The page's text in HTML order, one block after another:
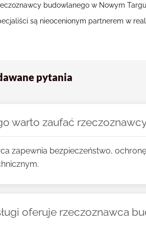
budowlanego w Nowym
są nieocenionym partnerem w
pytania
warto zaufać
zapewnia bezpieczeństwo,
oferuje rzeczoznawca